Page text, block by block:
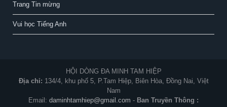
Trang Tin mừng
Vui học Tiếng Anh
HỘI DÒNG ĐA MINH TAM HIỆP
Địa chỉ: 134/4, khu phố 5, P.Tam Hiệp, Biên Hòa, Đồng Nai, Việt
Nam
Email: daminhtamhiep@gmail.com - Ban Truyền Thông :